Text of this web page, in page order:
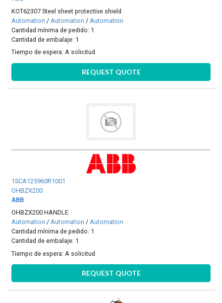
KOT62307 Steel sheet protective shield
Automation / Automation / Automation
Cantidad mínima de pedido: 1
Cantidad de embalaje: 1
Tiempo de espera:A solicitud
REQUEST QUOTE
1SCA125960R1001
OHBZX200
ABB
OHBZX200 HANDLE
Automation /Automation /Automation
Cantidad mínima de pedido: 1
Cantidad de embalaje: 1
Tiempo de espera: A solicitud
REQUEST QUOTE